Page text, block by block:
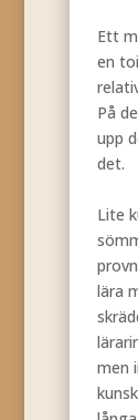
Ett
en
På
upp
det.
Lite
lära
men